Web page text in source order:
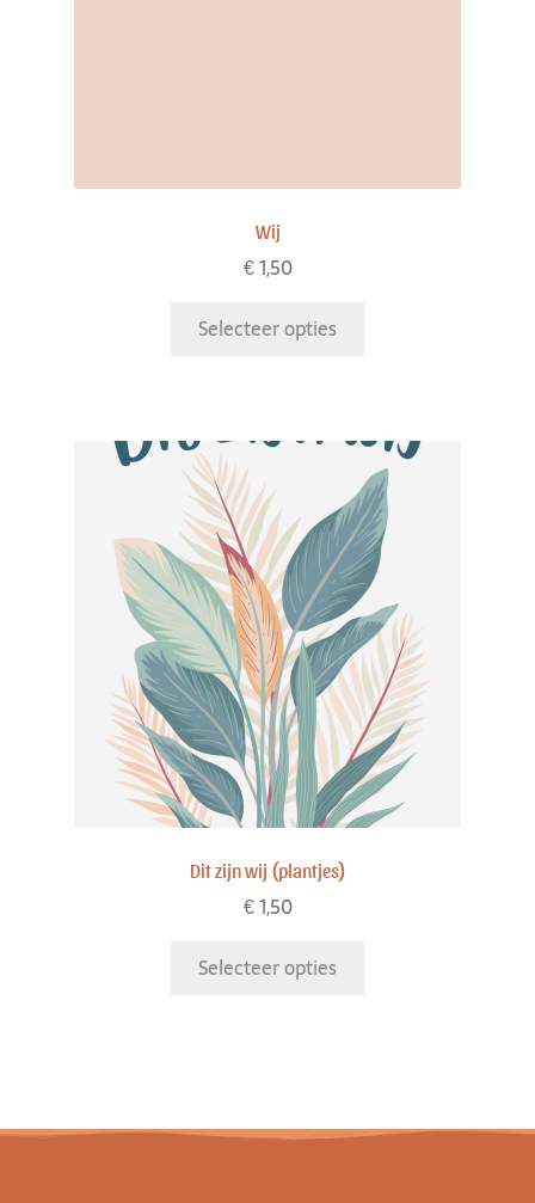
Wij
€1,50
Selecteer opties
Dit zijn wij (plantjes)
€1,50
Selecteer opties